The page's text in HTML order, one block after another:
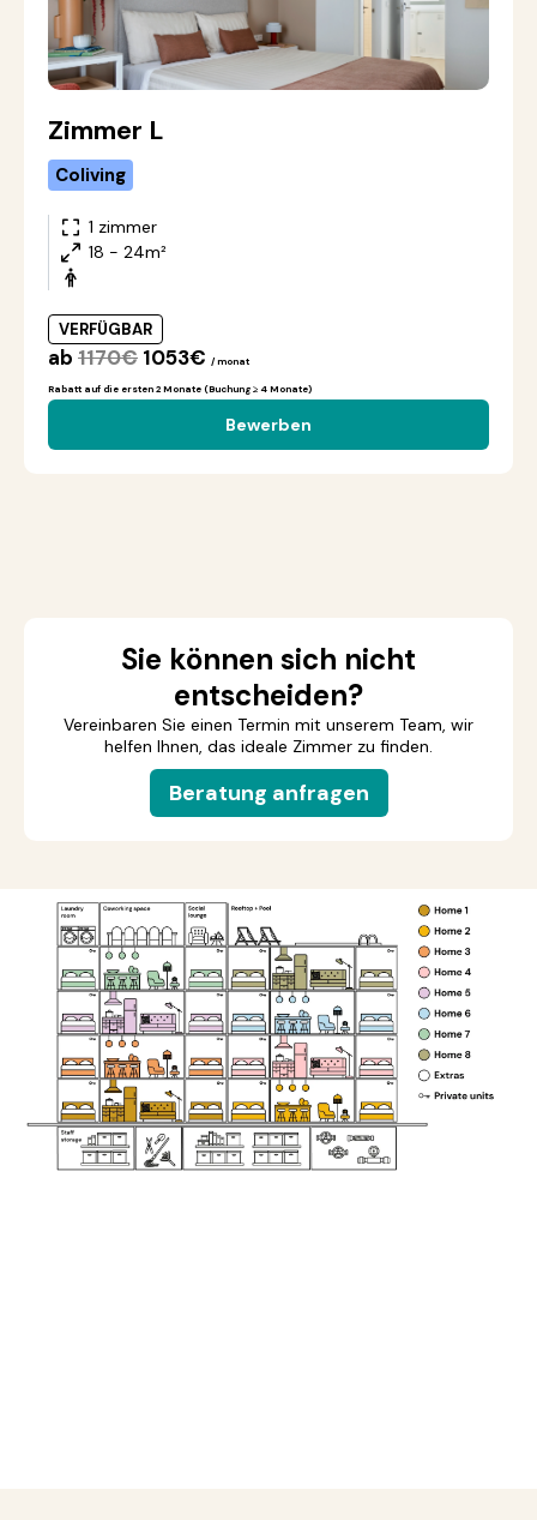
Zimmer L
Coliving
1 zimmer
18 - 24m²
VERFÜGBAR
ab 1170€ 1053€ / monat
Rabatt auf die ersten 2 Monate (Buchung ≥ 4 Monate)
Bewerben
Sie können sich nicht
entscheiden?
Vereinbaren Sie einen Termin mit unserem Team, wir
helfen Ihnen, das ideale Zimmer zu finden.
Beratung anfragen